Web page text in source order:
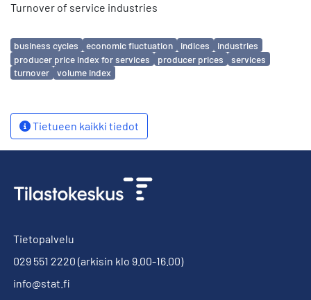
Turnover of service industries
Avainsanat
business cycles economic fluctuation indices
industries
producer price index for services
producer prices
services
turnover
volume index
Tietueen kaikki tiedot
Tietopalvelu
029 551 2220 (arkisin klo 9.00-16.00)
info@stat.fi